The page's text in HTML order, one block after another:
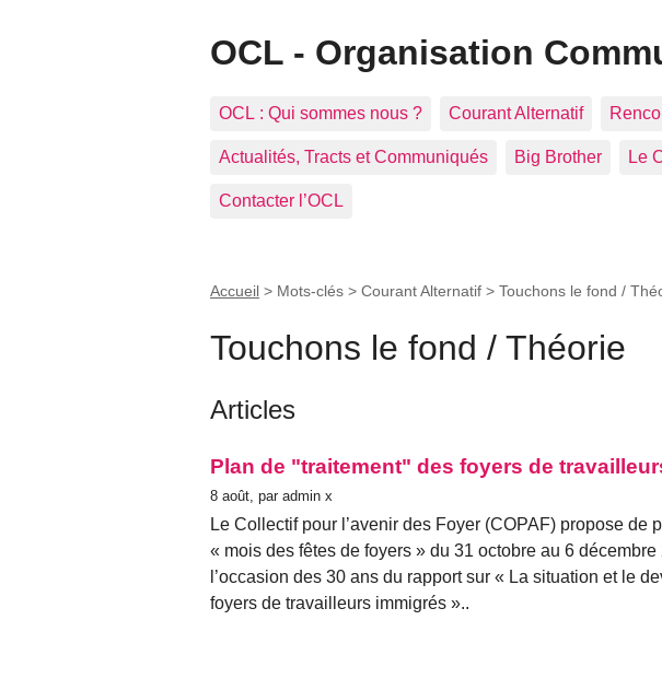
OCL - Organisation
OCL : Qui sommes nous ? Courant Alternatif
Actualités, Tracts et Communiqués Big Brother Le
Contacter l’OCL
Accueil > Mots-clés > Courant Alternatif > Touchons le fond /
Touchons le fond / Théorie
Articles
Plan de "traitement" des foyers de
8 août, par admin x
Le Collectif pour l’avenir des Foyer (COPAF) propose de
« mois des fêtes de foyers » du 31 octobre au 6 décembre
l’occasion des 30 ans du rapport sur « La situation et le
foyers de travailleurs immigrés »..